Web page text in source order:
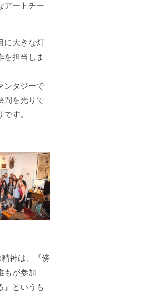
アートチー
に大きな灯
を担当しま
ンタジーで
間を光りで
す。
神は、『傍
もが参加
』というも